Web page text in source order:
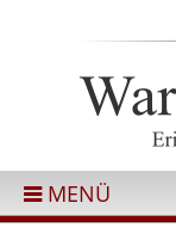
MENÜ